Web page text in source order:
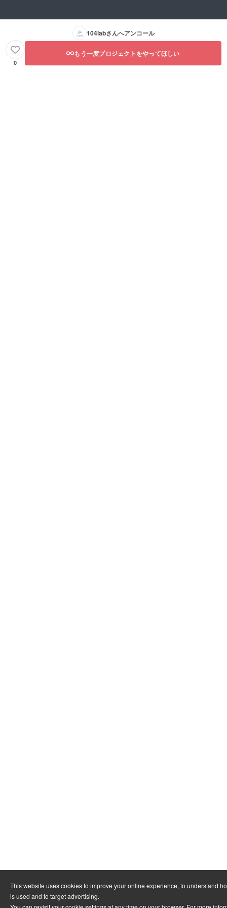
This website uses cookies to improve your online experience, to understand
is used and to target advertising.
104labさんへアンコール
0
もう一度プロジェクトをやってほしい